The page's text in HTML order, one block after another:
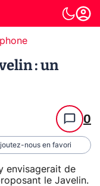
: un
0
nous en favori
envisagerait de
le Javelin.